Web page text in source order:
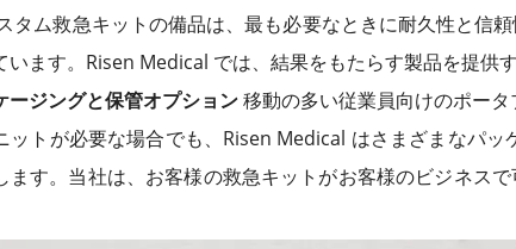
タム救急キットの備品は、最も必要なときに耐久性と信
います。Risen Medical では、結果をもたらす製品を提供
ージングと保管オプション移動の多い従業員向けのポー
ットが必要な場合でも、Risen Medical はさまざまなパ
ます。当社は、お客様の救急キットがお客様のビジネス